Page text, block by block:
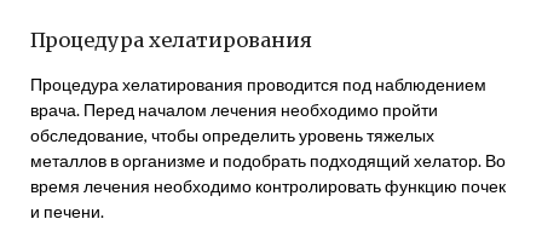
Процедура хелатирования
Процедура хелатирования проводится под наблюдением
врача. Перед началом лечения необходимо пройти
обследование, чтобы определить уровень тяжелых
металлов в организме и подобрать подходящий хелатор. Во
время лечения необходимо контролировать функцию почек
и печени.